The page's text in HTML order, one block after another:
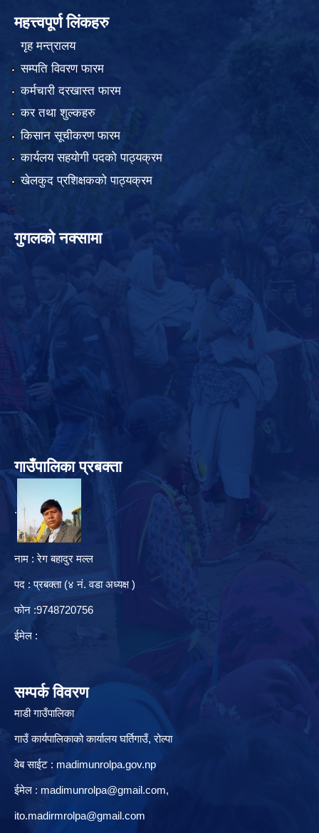
महत्त्वपूर्ण लिंकहरु
गृह मन्त्रालय
सम्पति विवरण फारम
कर्मचारी दरखास्त फारम
कर तथा शुल्कहरु
किसान सूचीकरण फारम
कार्यलय सहयोगी पदको पाठ्यक्रम
खेलकुद प्रशिक्षकको पाठ्यक्रम
गुगलको नक्सामा
गाउँपालिका प्रबक्ता
.
नाम : रेग बहादुर मल्ल
पद : प्रबक्ता (४ नं. वडा अध्यक्ष )
फोन :9748720756
ईमेल :
सम्पर्क विवरण
माडी गाउँपालिका
गाउँ कार्यपालिकाको कार्यालय घर्तिगाउँ, रो‍‍ल्पा
वेब साईट : madimunrolpa.gov.np
ईमेल : madimunrolpa@gmail.com,
ito.madirmrolpa@gmail.com